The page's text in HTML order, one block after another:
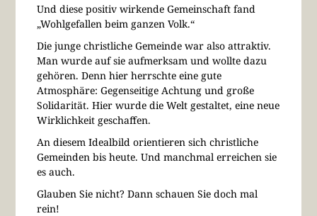
Und diese positiv wirkende Gemeinschaft fand
„Wohlgefallen beim ganzen Volk.“
Die junge christliche Gemeinde war also attraktiv.
Man wurde auf sie aufmerksam und wollte dazu
gehören. Denn hier herrschte eine gute
Atmosphäre: Gegenseitige Achtung und große
Solidarität. Hier wurde die Welt gestaltet, eine neue
Wirklichkeit geschaffen.
An diesem Idealbild orientieren sich christliche
Gemeinden bis heute. Und manchmal erreichen sie
es auch.
Glauben Sie nicht? Dann schauen Sie doch mal
rein!